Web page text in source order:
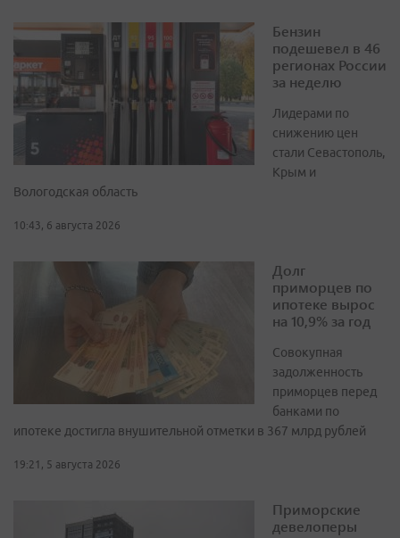
Бензин
подешевел в 46
регионах России
за неделю
Лидерами по
снижению цен
стали Севастополь,
Крым и
Вологодская область
10:43, 6 августа 2026
Долг
приморцев по
ипотеке вырос
на 10,9% за год
Совокупная
задолженность
приморцев перед
банками по
ипотеке достигла внушительной отметки в 367 млрд рублей
19:21, 5 августа 2026
Приморские
девелоперы